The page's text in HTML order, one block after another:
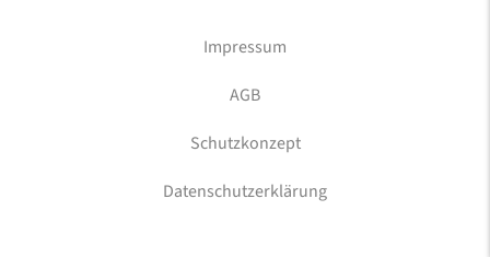
Impressum
AGB
Schutzkonzept
Datenschutzerklärung